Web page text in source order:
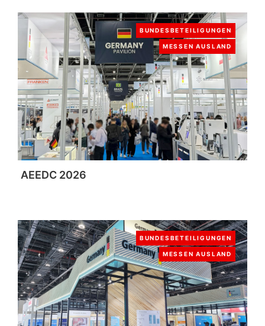
BUNDESBETEILIGUNGEN
MESSEN AUSLAND
AEEDC 2026
BUNDESBETEILIGUNGEN
MESSEN AUSLAND